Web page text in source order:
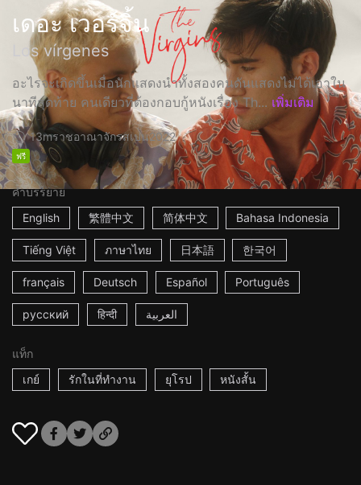
เดอะ เวอร์จิ้น
Los vírgenes
อะไรจะเกิดขึ้นเมื่อนักแสดงนำทั้งสองคนดันแสดงไม่ได้เอาใน
นาทีสุดท้าย คนเดียวที่ต้องกอบกู้หนังเรื่อง Th... เพิ่มเติม
13mราชอาณาจักรสเปน2022
ฟรี
คำบรรยาย
English
繁體中文 简体中文 Bahasa Indonesia
Tiếng Việt ภาษาไทย 日本語 한국어
français Deutsch Español Português
русский हिन्दी العربية
แท็ก
เกย์
รักในที่ทำงาน ยุโรป หนังสั้น